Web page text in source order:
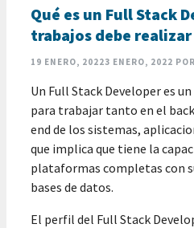
Qué es un Full Stack
trabajos debe realizar
19 ENERO, 20223 ENERO, 2022 POR
Un Full Stack Developer es
para trabajar tanto en el
end de los sistemas,
que implica que tiene la
plataformas completas con
bases de datos.
El perfil del Full Stack